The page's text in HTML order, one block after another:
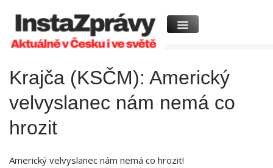
Krajča (KSČM): Americký
velvyslanec nám nemá co
hrozit
Americký velvyslanec nám nemá co hrozit!